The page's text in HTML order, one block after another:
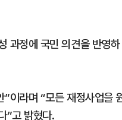
과정에 국민 의견을 반영하
이라며 “모든 재정사업을
”고 밝혔다.